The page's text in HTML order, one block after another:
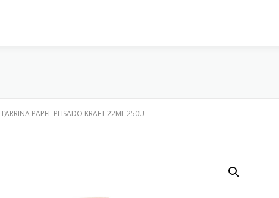
TARRINA PAPEL PLISADO KRAFT 22ML 250U